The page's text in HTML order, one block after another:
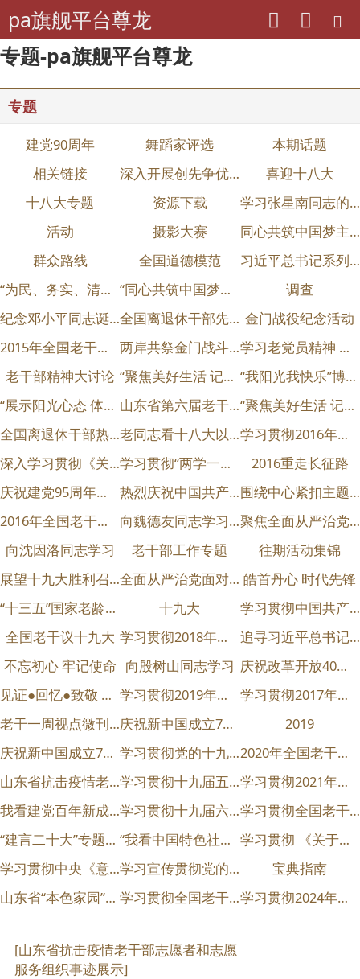
专题-pa旗舰平台尊龙
pa旗舰平台尊龙
专题
建党90周年 舞蹈家评选
本期话题
相关链接
深入开展创先争优活动
喜迎十八大
十八大专题
资源下载
学习张星南同志的活动
活动
摄影大赛
同心共筑中国梦主题活动
群众路线
全国道德模范
习近平总书记系列重要讲话
“为民、务实、清廉”红色印迹征文优秀作品展示
“同心共筑中国梦——老干部忆传统’征文
调查
纪念邓小平同志诞辰110周年老干部书画作品选登
全国离退休干部先进集体和先进个人表彰会 金门战役纪念活动
2015年全国老干部局长会议
两岸共祭金门战斗阵亡将士
学习老党员精神 畅谈人品●家风●官德
老干部精神大讨论
“聚焦美好生活 记录发展变化”——摄影大赛
“我阳光我快乐”博客大赛
“展示阳光心态 体验美好生活 畅谈发展变化”主题活动
山东省第六届老干部艺术节
“聚焦美好生活 记录发展变化”——书画大赛
全国离退休干部热议习总书记纪念抗战胜利70周年大会上的讲话
老同志看十八大以来的变化
学习贯彻2016年全国老干部局长会议精神
深入学习贯彻《关于进一步加强和改进离退休干部工作的意见》
学习贯彻“两学一做”学习教育
2016重走长征路
庆祝建党95周年摄影诗词书画网络大赛
热烈庆祝中国共产党成立95周年
围绕中心紧扣主题确保正能量活动沿着正确的轨道推进
2016年全国老干部工作先进集体和先进个人表彰
向魏德友同志学习 坚守理想信念
聚焦全面从严治党 学习贯彻党的十八届六中全会精神
向沈因洛同志学习
老干部工作专题
往期活动集锦
展望十九大胜利召开
全面从严治党面对面 皓首丹心 时代先锋
“十三五”国家老龄事业发展和养老体系建设规划专题
十九大
学习贯彻中国共产党第十九次全国人民代表大会会议精神
全国老干议十九大
学习贯彻2018年全国老干部局长会议精神
追寻习近平总书记的初心
不忘初心 牢记使命 向殷树山同志学习
庆祝改革开放40周年 我亲历的改革 主题征文活动
见证●回忆●致敬 我看改革开放40年
学习贯彻2019年全国老干部局长会议精神
学习贯彻2017年全国老干部局长会议精神
老干一周视点微刊【聚焦热点 宣传典型 交流工作】
庆祝新中国成立70周年老干部艺术节
2019
庆祝新中国成立70周年老干部艺术节诗词书画猜谜大赛
学习贯彻党的十九届四中全会精神
2020年全国老干部局长会议
山东省抗击疫情老干部志愿者和志愿服务组织事迹展示
学习贯彻十九届五中全会精神
学习贯彻2021年全国老干部局长会议精神
我看建党百年新成就
学习贯彻十九届六中全会精神
学习贯彻全国老干部局长会议精神
“建言二十大”专题活动
“我看中国特色社会主义新时代”专题活动
学习贯彻 《关于加强新时代离退休干部党的建设工作的意见》
学习贯彻中央《意见》和省委《若干措施》加强新时代山东省离退休干部党的建设工作
学习宣传贯彻党的二十大精神
宝典指南
山东省“本色家园”离退休干部党组织活动场所拟命名对象公示
学习贯彻全国老干部局长会议精神 学习贯彻2024年全国老干部局长会议精神
[山东省抗击疫情老干部志愿者和志愿
服务组织事迹展示]